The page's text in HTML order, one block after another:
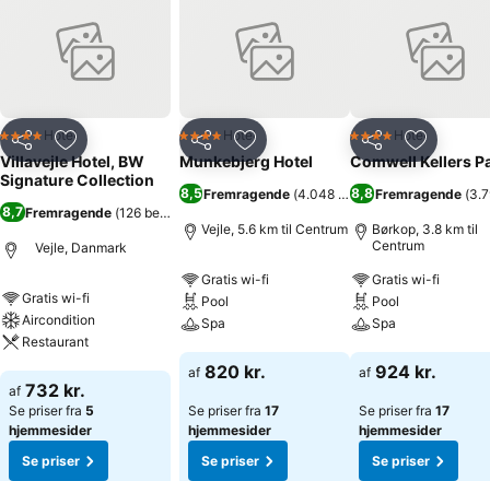
Del Føj til favoritter
4 StjernerHotel
Villavejle Hotel, BW
Signature Collection
8,7Fremragende (126 bedømmelser
Vejle, Danmark
Gratis wi-fi
Aircondition
Restaurant
Se priser
af 732 kr.
Se priser fra 5
hjemmesider
Se priser
Del Føj til favoritter
4 StjernerHotel
Munkebjerg Hotel
8,5Fremragende (4.048 bedømmelser)
Vejle, 5.6 km til Centrum
Gratis wi-fi
Pool
Spa
Se priser
af 820 kr.
Se priser fra 17
hjemmesider
Se priser
Del Føj til
4 StjernerHotel
Comwell Kellers
8,8Fremragende (
Børkop, 3.8 km til
Centrum
Gratis wi-fi
Pool
Spa
Se priser
af 924 kr.
Se priser fra 17
hjemmesider
Se priser